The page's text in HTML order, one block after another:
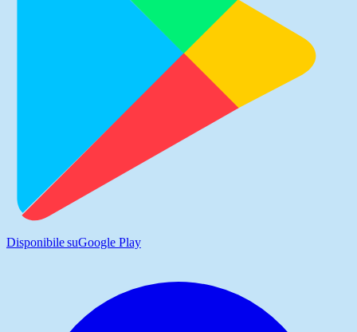
Disponibile suGoogle Play